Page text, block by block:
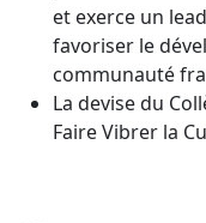
et exerce un
favoriser le
communauté
La devise du
Faire Vibrer la